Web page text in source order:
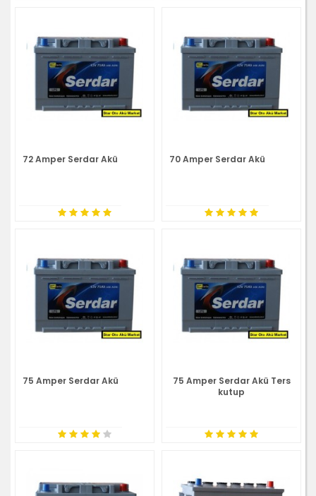
72 Amper Serdar Akü 70 Amper Serdar Akü
75 Amper Serdar Akü
75 Amper Serdar Akü Ters
kutup